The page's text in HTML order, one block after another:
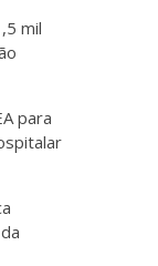
mil
para